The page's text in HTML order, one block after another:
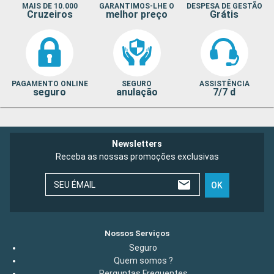
suficiente, você também pode parar no
Museu Navalde
Para aqueles que estão curiosos para visitar as \'Galerias da
Capital\', você vai fazer uma boa dez quilômetros de carro
para chegar lá; Se você ainda quer aproveitar a paisagem
canadense, perto do centro de compras é o Parque Escarpa.
MAIS DE 10.000
Cruzeiros
GARANTIMOS-LHE O
melhor preço
DESPESA DE GESTÃO
Grátis
PAGAMENTO ONLINE
seguro
SEGURO
anulação
ASSISTÊNCIA
7/7 d
Newsletters
Receba as nossas promoções exclusivas
SEU ÉMAIL OK
Nossos Serviços
Seguro
Quem somos ?